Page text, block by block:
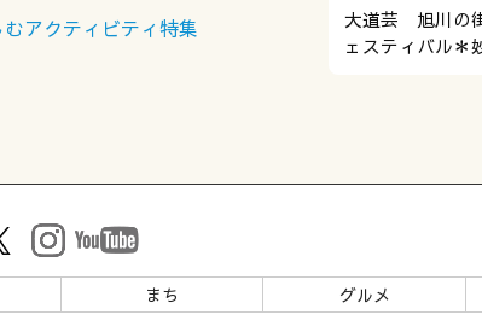
アクティビティ特集
大道芸 旭川の
ェスティバル＊
まち グルメ